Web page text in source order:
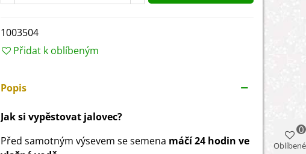
1003504
Přidat k oblíbeným
Popis
Jak si vypěstovat jalovec?
Před samotným výsevem se semena máčí 24 hodin ve
Oblíbené
0